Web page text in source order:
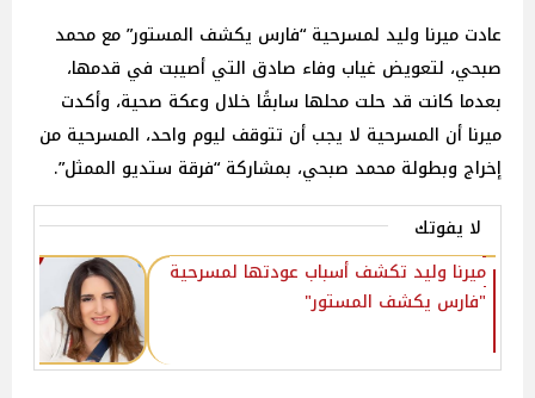
عادت ميرنا وليد لمسرحية “فارس يكشف المستور” مع محمد
صبحي، لتعويض غياب وفاء صادق التي أصيبت في قدمها،
بعدما كانت قد حلت محلها سابقًا خلال وعكة صحية، وأكدت
ميرنا أن المسرحية لا يجب أن تتوقف ليوم واحد، المسرحية من
إخراج وبطولة محمد صبحي، بمشاركة “فرقة ستديو الممثل”.
لا يفوتك
ميرنا وليد تكشف أسباب عودتها لمسرحية
"فارس يكشف المستور"